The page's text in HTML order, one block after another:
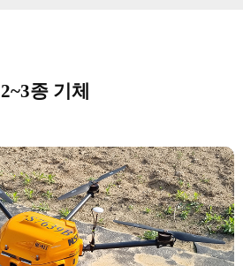
2~3종 기체